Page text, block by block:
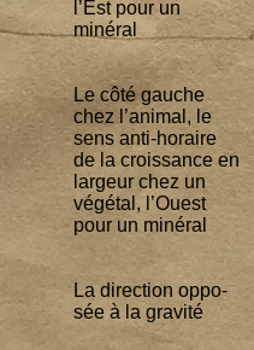
l’Est pour un
minéral
Le côté gauche
chez l’animal, le
sens anti-horaire
de la crois­sance en
lar­geur chez un
végé­tal, l’Ouest
pour un minéral
La direc­tion oppo­
sée à la gravité